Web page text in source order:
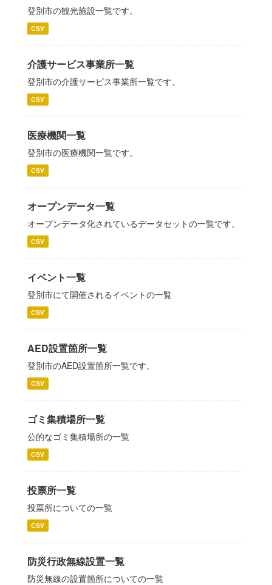
登別市の観光施設一覧です。
CSV
介護サービス事業所一覧
登別市の介護サービス事業所一覧です。
CSV
医療機関一覧
登別市の医療機関一覧です。
CSV
オープンデータ一覧
オープンデータ化されているデータセットの一覧です。
CSV
イベント一覧
登別市にて開催されるイベントの一覧
CSV
AED設置箇所一覧
登別市のAED設置箇所一覧です。
CSV
ゴミ集積場所一覧
公的なゴミ集積場所の一覧
CSV
投票所一覧
投票所についての一覧
CSV
防災行政無線設置一覧
防災無線の設置箇所についての一覧